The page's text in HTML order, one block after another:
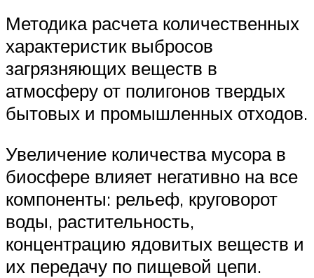
Методика расчета количественных
характеристик выбросов
загрязняющих веществ в
атмосферу от полигонов твердых
бытовых и промышленных отходов.
Увеличение количества мусора в
биосфере влияет негативно на все
компоненты: рельеф, круговорот
воды, растительность,
концентрацию ядовитых веществ и
их передачу по пищевой цепи.